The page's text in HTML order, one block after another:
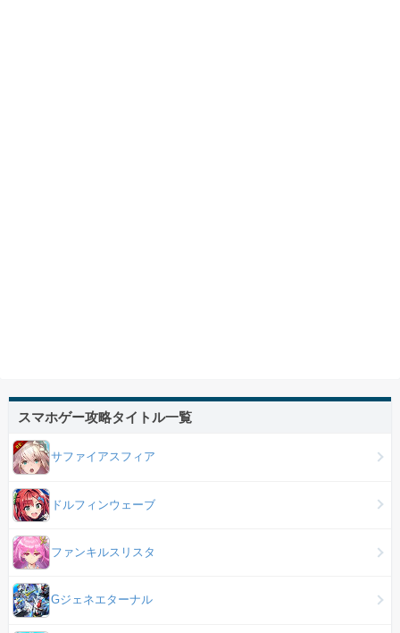
スマホゲー攻略タイトル一覧
サファイアスフィア
ドルフィンウェーブ
ファンキルスリスタ
Gジェネエターナル